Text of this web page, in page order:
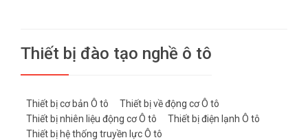
Thiết bị đào tạo nghề ô tô
Thiết bị cơ bản Ô tô
Thiết bị về động cơ Ô tô
Thiết bị nhiên liệu động cơ Ô tô
Thiết bị điện lạnh Ô tô
Thiết bị hệ thống truyền lực Ô tô